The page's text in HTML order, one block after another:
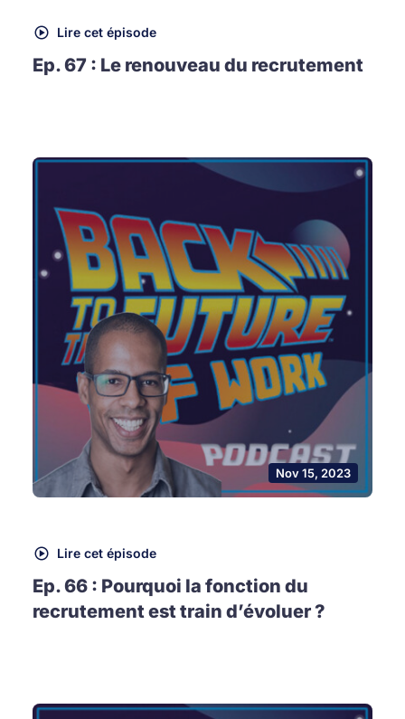
Lire cet épisode
Ep. 67 : Le renouveau du recrutement
Nov 15, 2023
Lire cet épisode
Ep. 66 : Pourquoi la fonction du
recrutement est train d’évoluer ?